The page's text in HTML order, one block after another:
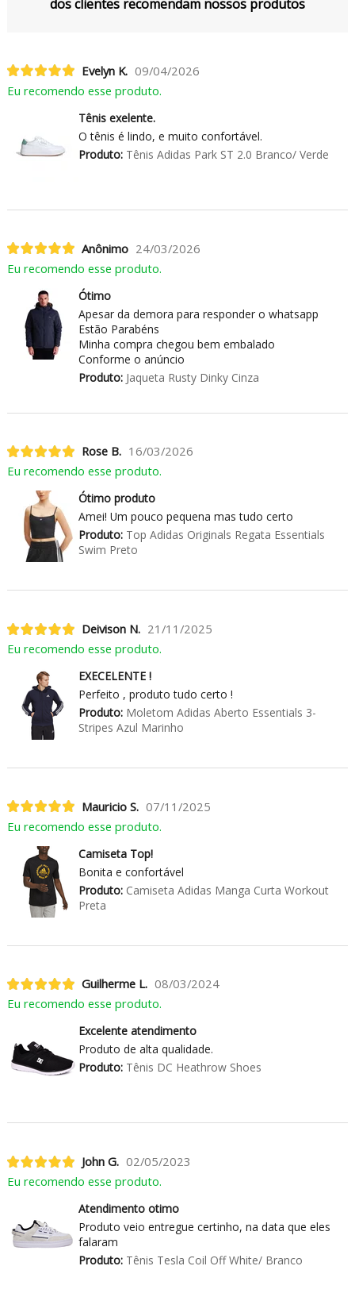
dos clientes recomendam nossos produtos
Evelyn K. 09/04/2026
Eu recomendo esse produto.
Tênis exelente.
O tênis é lindo, e muito confortável.
Produto:Tênis Adidas Park ST 2.0 Branco/ Verde
Anônimo 24/03/2026
Eu recomendo esse produto.
Ótimo
Apesar da demora para responder o whatsapp
Estão Parabéns
Minha compra chegou bem embalado
Conforme o anúncio
Produto:Jaqueta Rusty Dinky Cinza
Rose B. 16/03/2026
Eu recomendo esse produto.
Ótimo produto
Amei! Um pouco pequena mas tudo certo
Produto:Top Adidas Originals Regata Essentials
Swim Preto
Deivison N. 21/11/2025
Eu recomendo esse produto.
EXECELENTE !
Perfeito , produto tudo certo !
Produto:Moletom Adidas Aberto Essentials 3-
Stripes Azul Marinho
Mauricio S. 07/11/2025
Eu recomendo esse produto.
Camiseta Top!
Bonita e confortável
Produto:Camiseta Adidas Manga Curta Workout
Preta
Guilherme L. 08/03/2024
Eu recomendo esse produto.
Excelente atendimento
Produto de alta qualidade.
Produto:Tênis DC Heathrow Shoes
John G. 02/05/2023
Eu recomendo esse produto.
Atendimento otimo
Produto veio entregue certinho, na data que eles
falaram
Produto:Tênis Tesla Coil Off White/ Branco